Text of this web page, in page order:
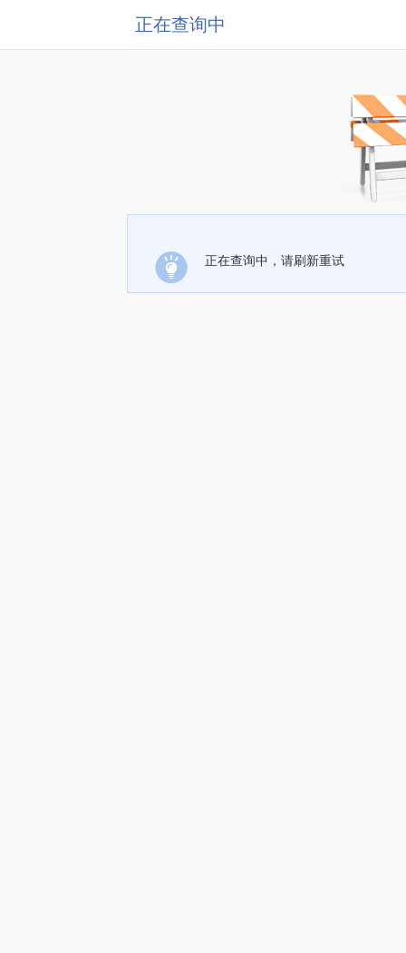
正在查询中
正在查询中，请刷新重试